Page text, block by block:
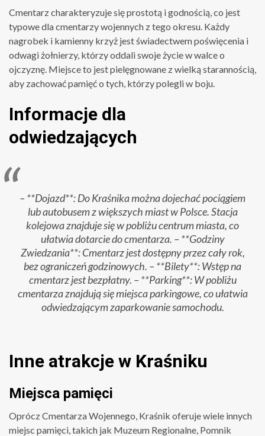
Cmentarz charakteryzuje się prostotą i godnością, co jest
typowe dla cmentarzy wojennych z tego okresu. Każdy
nagrobek i kamienny krzyż jest świadectwem poświęcenia i
odwagi żołnierzy, którzy oddali swoje życie w walce o
ojczyznę. Miejsce to jest pielęgnowane z wielką starannością,
aby zachować pamięć o tych, którzy polegli w boju.
Informacje dla
odwiedzających
– **Dojazd**: Do Kraśnika można dojechać pociągiem
lub autobusem z większych miast w Polsce. Stacja
kolejowa znajduje się w pobliżu centrum miasta, co
ułatwia dotarcie do cmentarza. – **Godziny
Zwiedzania**: Cmentarz jest dostępny przez cały rok,
bez ograniczeń godzinowych. – **Bilety**: Wstęp na
cmentarz jest bezpłatny. – **Parking**: W pobliżu
cmentarza znajdują się miejsca parkingowe, co ułatwia
odwiedzającym zaparkowanie samochodu.
Inne atrakcje w Kraśniku
Miejsca pamięci
Oprócz Cmentarza Wojennego, Kraśnik oferuje wiele innych
miejsc pamięci, takich jak Muzeum Regionalne, Pomnik